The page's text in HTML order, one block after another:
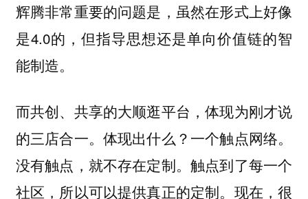
辉腾非常重要的问题是，虽然在形式上好像
是4.0的，但指导思想还是单向价值链的智
能制造。
而共创、共享的大顺逛平台，体现为刚才说
的三店合一。体现出什么？一个触点网络。
没有触点，就不存在定制。触点到了每一个
社区，所以可以提供真正的定制。现在，很